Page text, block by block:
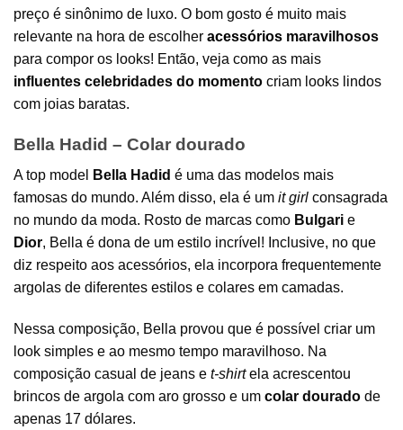
preço é sinônimo de luxo. O bom gosto é muito mais
relevante na hora de escolher acessórios maravilhosos
para compor os looks! Então, veja como as mais
influentes celebridades do momento criam looks lindos
com joias baratas.
Bella Hadid – Colar dourado
A top model Bella Hadid é uma das modelos mais
famosas do mundo. Além disso, ela é um it girl consagrada
no mundo da moda. Rosto de marcas como Bulgari e
Dior, Bella é dona de um estilo incrível! Inclusive, no que
diz respeito aos acessórios, ela incorpora frequentemente
argolas de diferentes estilos e colares em camadas.
Nessa composição, Bella provou que é possível criar um
look simples e ao mesmo tempo maravilhoso. Na
composição casual de jeans e t-shirtela acrescentou
brincos de argola com aro grosso e um colar dourado de
apenas 17 dólares.